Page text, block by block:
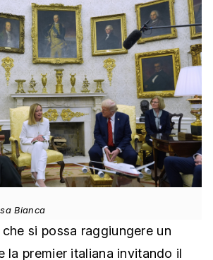
Bianca
si possa raggiungere un
la premier italiana invitando il